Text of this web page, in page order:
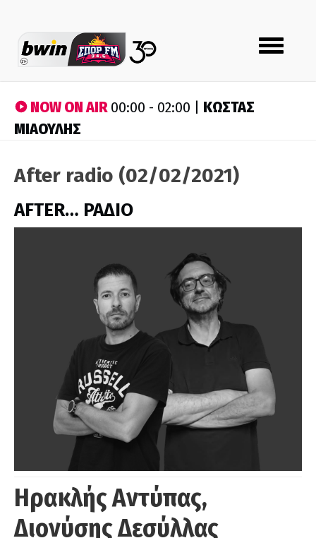
Toggle
navigation
NOW ON AIR00:00 - 02:00 | ΚΩΣΤΑΣ
ΜΙΑΟΥΛΗΣ
After radio (02/02/2021)
AFTER… ΡΑΔΙΟ
Ηρακλής Αντύπας,
Διονύσης Δεσύλλας